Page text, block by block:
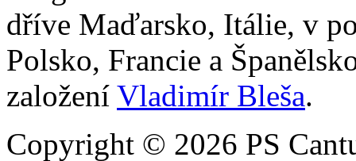
dříve Maďarsko, Itálie, v
Polsko, Francie a
založení Vladimír Bleša.
Copyright © 2026 PS